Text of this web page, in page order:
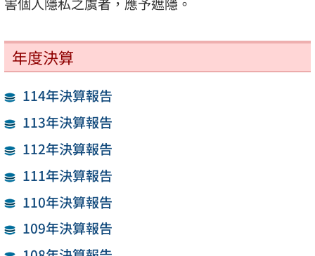
年度決算
114年決算報告
113年決算報告
112年決算報告
111年決算報告
110年決算報告
109年決算報告